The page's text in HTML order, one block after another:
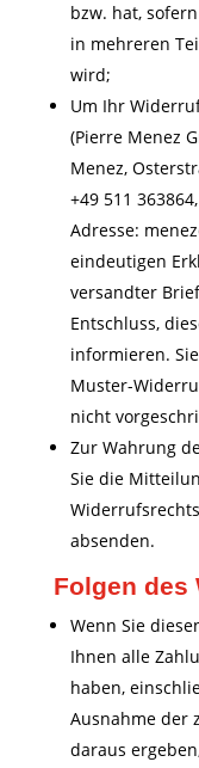
bzw. hat,
in mehreren
wird;
Um Ihr
(Pierre Menez
Menez,
+49 511
Adresse:
eindeutigen
versandter
Entschluss,
informieren.
Muster-
nicht
Zur Wahrung
Sie die
absenden.
Folgen des
Wenn Sie
Ihnen alle
haben,
Ausnahme der
daraus